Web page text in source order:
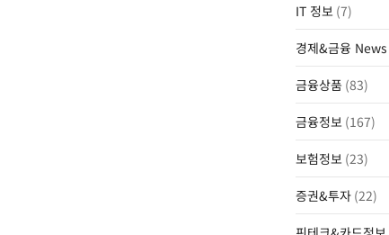
IT 정보 (7)
경제&금융 News
금융상품 (83)
금융정보 (167)
보험정보 (23)
증권&투자 (22)